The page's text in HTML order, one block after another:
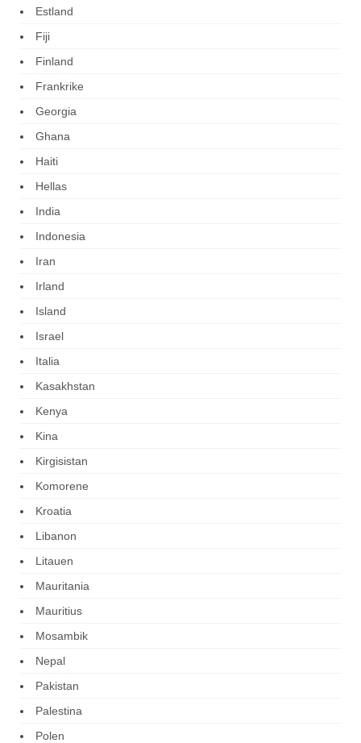
Estland
Fiji
Finland
Frankrike
Georgia
Ghana
Haiti
Hellas
India
Indonesia
Iran
Irland
Island
Israel
Italia
Kasakhstan
Kenya
Kina
Kirgisistan
Komorene
Kroatia
Libanon
Litauen
Mauritania
Mauritius
Mosambik
Nepal
Pakistan
Palestina
Polen